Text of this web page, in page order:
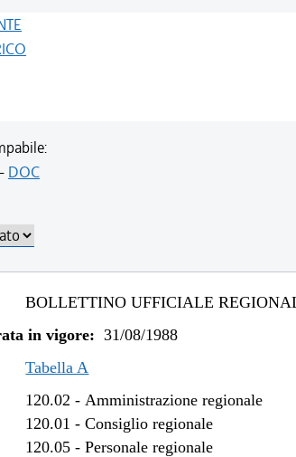
- DOC
BOLLETTINO UFFICIALE
in vigore: 31/08/1988
Tabella A
120.02 -Amministrazione regionale
120.01 -Consiglio regionale
120.05 -Personale regionale